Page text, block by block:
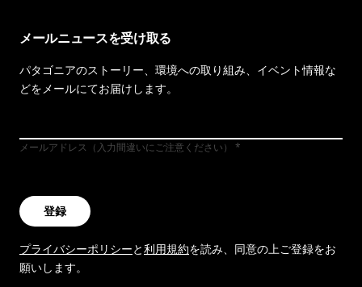
メールニュースを受け取る
パタゴニアのストーリー、環境への取り組み、イベント情報な
どをメールにてお届けします。
メールアドレス（入力間違いにご注意ください）
登録
プライバシーポリシーと利用規約を読み、同意の上ご登録をお
願いします。